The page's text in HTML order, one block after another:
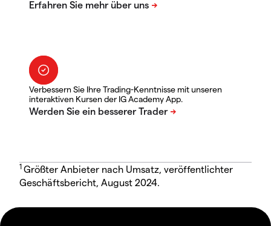
Verbessern Sie Ihre Trading-Kenntnisse mit unseren
interaktiven Kursen der IG Academy App.
1 Größter Anbieter nach Umsatz, veröffentlichter
Geschäftsbericht, August 2024.